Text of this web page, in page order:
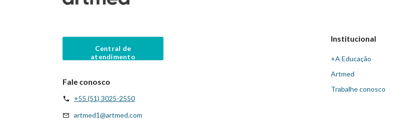
Central de
atendimento
Fale conosco
+55 (51) 3025-2550
artmed1@artmed.com
Institucional
+A Educação
Artmed
Trabalhe conosco